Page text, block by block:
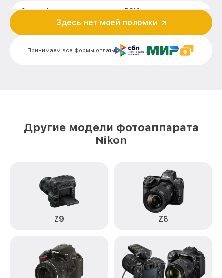
Замена фокусировочного экрана D810
от 2200₽
Замена платы отсека карты памяти
Чистка CCD/CMOS матрицы D810 Nikon от 3500₽
Замена микрофона D810 Nikon от 2700₽
Замена аккумулятора D810 Nikon от 500₽
Принимаем все формы оплаты
Здесь нет моей поломки
Другие модели фотоаппарата
Nikon
Z9 Z8